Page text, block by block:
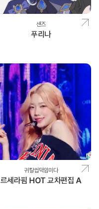
샌즈
푸리나
귀칼씹덕임미다
르세라핌 HOT 교차편집 A